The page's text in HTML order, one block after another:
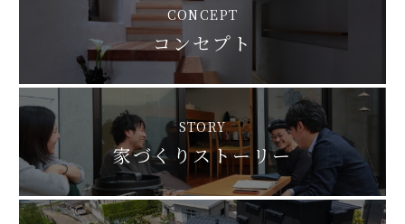
CONCEPT
コンセプト
STORY
家づくりストーリー